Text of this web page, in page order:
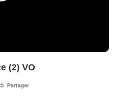
(2) VO
Partager